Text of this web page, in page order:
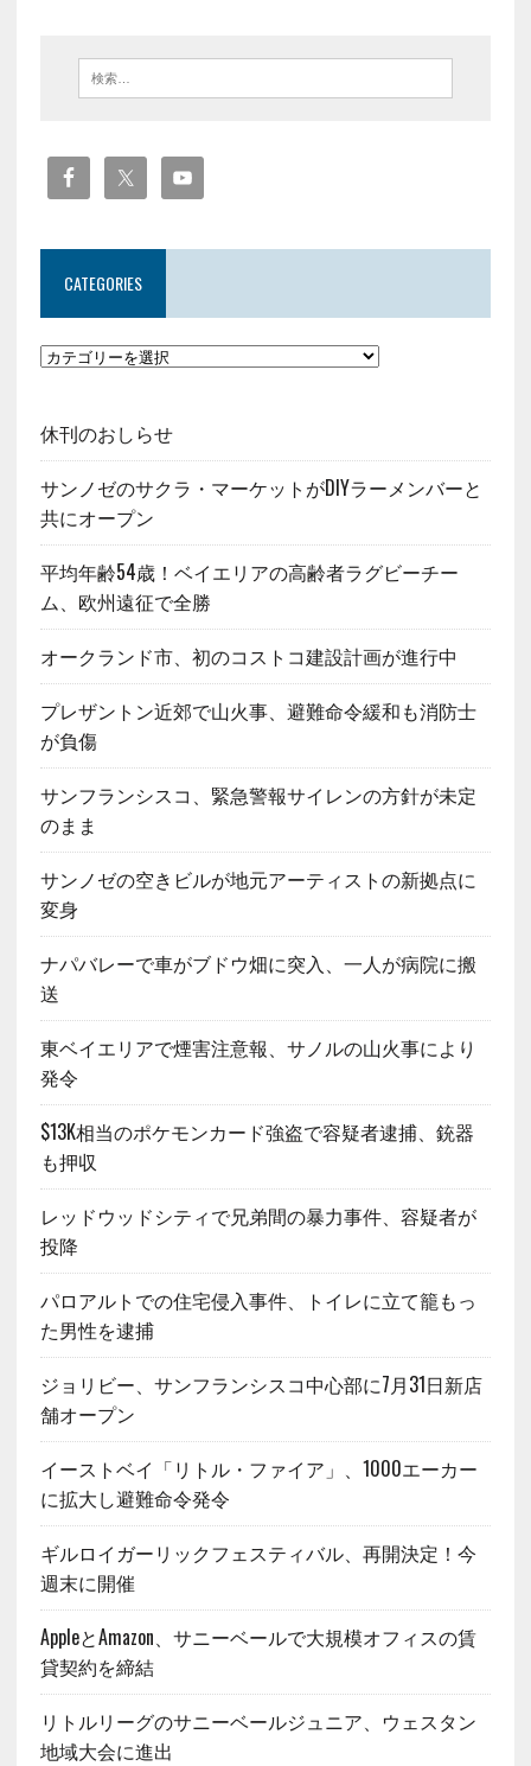
CATEGORIES
休刊のおしらせ
サンノゼのサクラ・マーケットがDIYラーメンバーと
共にオープン
平均年齢54歳！ベイエリアの高齢者ラグビーチー
ム、欧州遠征で全勝
オークランド市、初のコストコ建設計画が進行中
プレザントン近郊で山火事、避難命令緩和も消防士
が負傷
サンフランシスコ、緊急警報サイレンの方針が未定
のまま
サンノゼの空きビルが地元アーティストの新拠点に
変身
ナパバレーで車がブドウ畑に突入、一人が病院に搬
送
東ベイエリアで煙害注意報、サノルの山火事により
発令
$13K相当のポケモンカード強盗で容疑者逮捕、銃器
も押収
レッドウッドシティで兄弟間の暴力事件、容疑者が
投降
パロアルトでの住宅侵入事件、トイレに立て籠もっ
た男性を逮捕
ジョリビー、サンフランシスコ中心部に7月31日新店
舗オープン
イーストベイ「リトル・ファイア」、1000エーカー
に拡大し避難命令発令
ギルロイガーリックフェスティバル、再開決定！今
週末に開催
AppleとAmazon、サニーベールで大規模オフィスの賃
貸契約を締結
リトルリーグのサニーベールジュニア、ウェスタン
地域大会に進出